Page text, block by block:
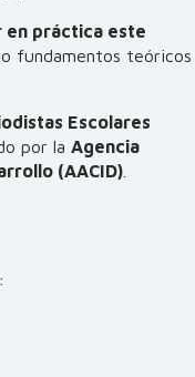
en práctica este
fundamentos teóricos
Escolares
por la Agencia
(AACID)